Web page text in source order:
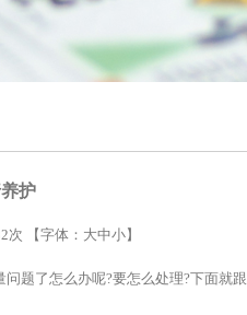
护
次 【字体： 大中小】
题了怎么办呢?要怎么处理?下面就